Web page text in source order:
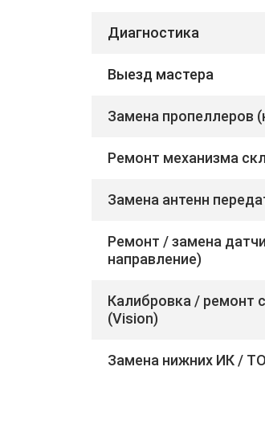
Диагностика
Выезд мастера
Замена пропеллеров
Ремонт механизма
Замена антенн
Ремонт / замена
направление)
Калибровка / ремонт
(Vision)
Замена нижних ИК /